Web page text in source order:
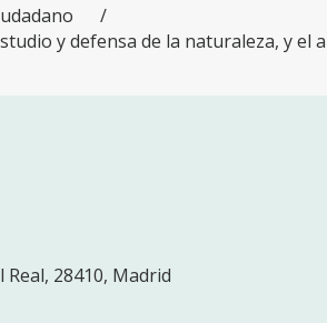
/
y defensa de la naturaleza, y el
28410, Madrid